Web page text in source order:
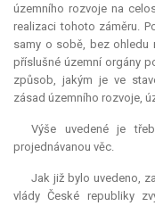
územního rozvoje na
realizaci tohoto záměru.
samy o sobě, bez ohledu
příslušné územní orgány
způsob, jakým je ve
zásad územního rozvoje,
Výše uvedené je
projednávanou věc.
Jak již bylo uvedeno,
vlády České republiky